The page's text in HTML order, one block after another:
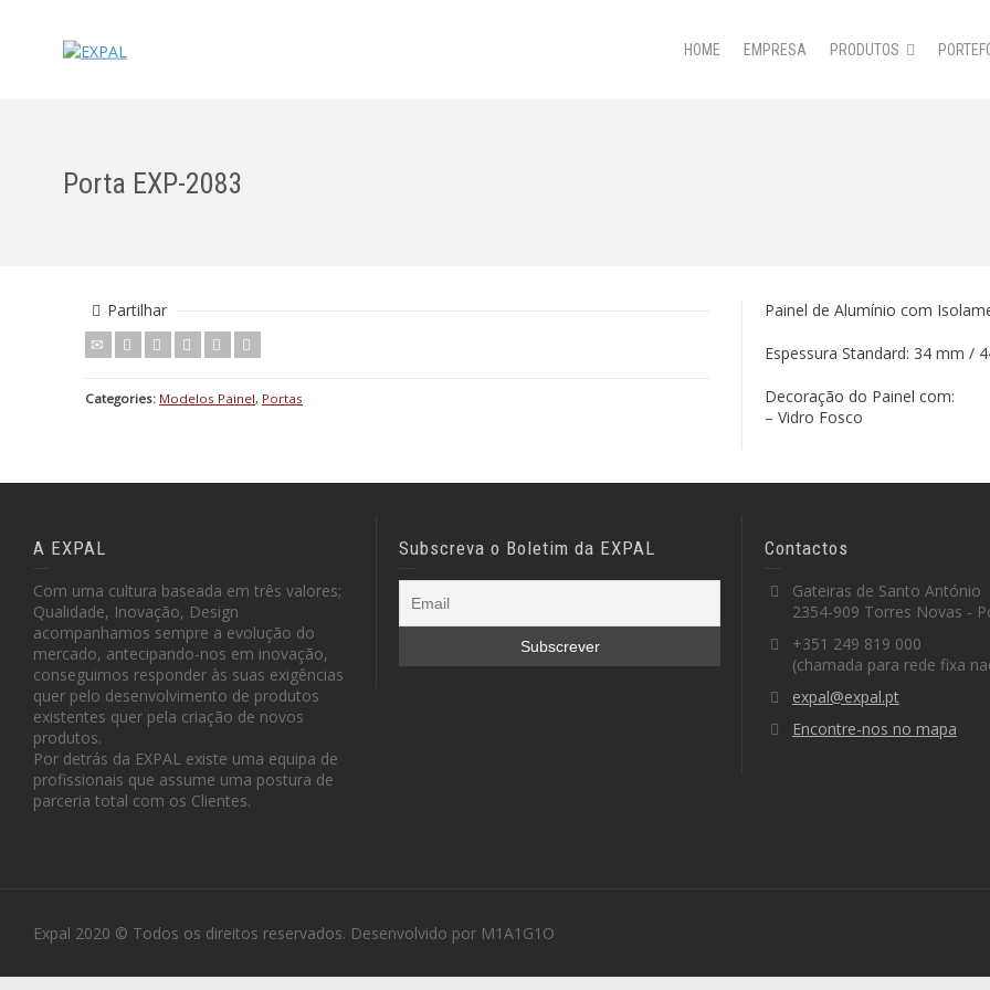
HOME EMPRESA PRODUTOS
Porta EXP-2083
Partilhar
Categories: Modelos Painel, Portas
Painel de Alumínio com
Espessura Standard: 34 mm /
Decoração do Painel com:
– Vidro Fosco
A EXPAL
Com uma cultura baseada em três valores;
Qualidade, Inovação, Design
acompanhamos sempre a evolução do
mercado, antecipando-nos em inovação,
conseguimos responder às suas exigências
quer pelo desenvolvimento de produtos
existentes quer pela criação de novos
produtos.
Por detrás da EXPAL existe uma equipa de
profissionais que assume uma postura de
parceria total com os Clientes.
Subscreva o Boletim da EXPAL Contactos
Gateiras de Santo António
2354-909 Torres Novas -
+351 249 819 000
(chamada para rede fixa
expal@expal.pt
Encontre-nos no mapa
Expal 2020 © Todos os direitos reservados. Desenvolvido por M1A1G1O